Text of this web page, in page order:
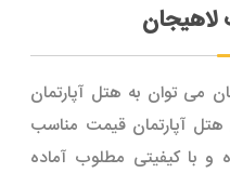
لاهیجان
می توان به هتل آپارتمان
هتل آپارتمان قیمت مناسب
94 ساخته شده و با کیفیتی مطلوب آماده